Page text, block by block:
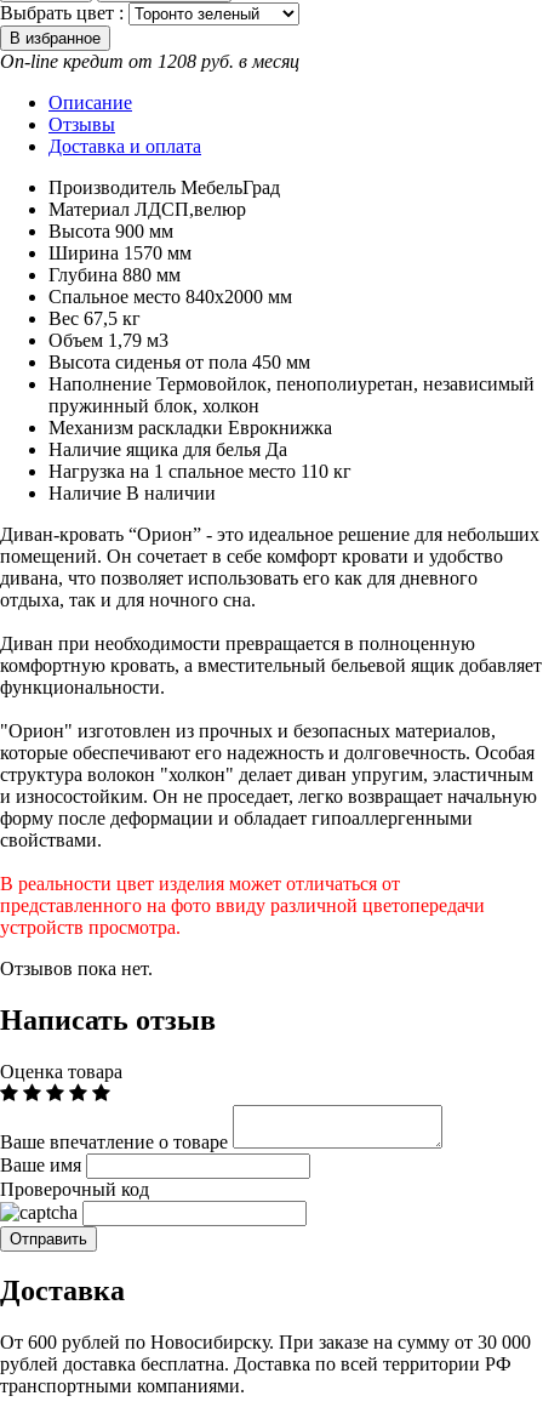
Выбрать цвет :
On-line кредит от 1208 руб. в месяц
Описание
Отзывы
Доставка и оплата
Производитель МебельГрад
Материал ЛДСП,велюр
Высота 900 мм
Ширина 1570 мм
Глубина 880 мм
Спальное место 840х2000 мм
Вес 67,5 кг
Объем 1,79 м3
Высота сиденья от пола 450 мм
Наполнение Термовойлок, пенополиуретан, независимый
пружинный блок, холкон
Механизм раскладки Еврокнижка
Наличие ящика для белья Да
Нагрузка на 1 спальное место 110 кг
Наличие В наличии
Диван-кровать “Орион” - это идеальное решение для небольших
помещений. Он сочетает в себе комфорт кровати и удобство
дивана, что позволяет использовать его как для дневного
отдыха, так и для ночного сна.
Диван при необходимости превращается в полноценную
комфортную кровать, а вместительный бельевой ящик добавляет
функциональности.
"Орион" изготовлен из прочных и безопасных материалов,
которые обеспечивают его надежность и долговечность. Особая
структура волокон "холкон" делает диван упругим, эластичным
и износостойким. Он не проседает, легко возвращает начальную
форму после деформации и обладает гипоаллергенными
свойствами.
В реальности цвет изделия может отличаться от
представленного на фото ввиду различной цветопередачи
устройств просмотра.
Отзывов пока нет.
Написать отзыв
Оценка товара
Ваше впечатление о товаре
Ваше имя
Проверочный код
Доставка
От 600 рублей по Новосибирску. При заказе на сумму от 30 000
рублей доставка бесплатна. Доставка по всей территории РФ
транспортными компаниями.